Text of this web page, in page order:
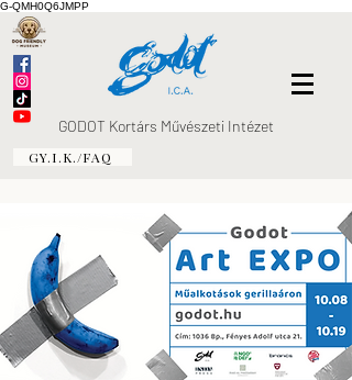
G-QMH0Q6JMPP
GODOT Kortárs Művészeti Intézet
GY.I.K./FAQ